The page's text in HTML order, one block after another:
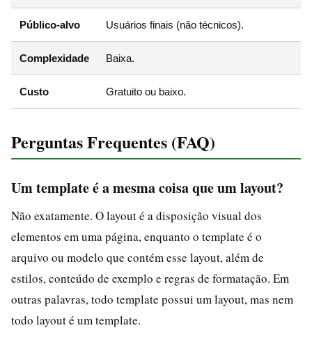
Público-alvo Usuários finais (não técnicos).
Complexidade Baixa.
Custo Gratuito ou baixo.
Perguntas Frequentes (FAQ)
Um template é a mesma coisa que um layout?
Não exatamente. O layout é a disposição visual dos
elementos em uma página, enquanto o template é o
arquivo ou modelo que contém esse layout, além de
estilos, conteúdo de exemplo e regras de formatação. Em
outras palavras, todo template possui um layout, mas nem
todo layout é um template.